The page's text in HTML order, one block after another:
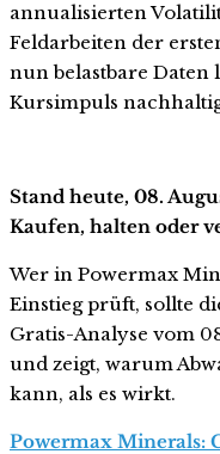
annualisierten
Feldarbeiten der
nun belastbare
Kursimpuls
Stand heute, 08.
Kaufen, halten oder
Wer in Powermax
Einstieg prüft, sollte
Gratis-Analyse vom
und zeigt, warum
kann, als es wirkt.
Powermax Minerals: